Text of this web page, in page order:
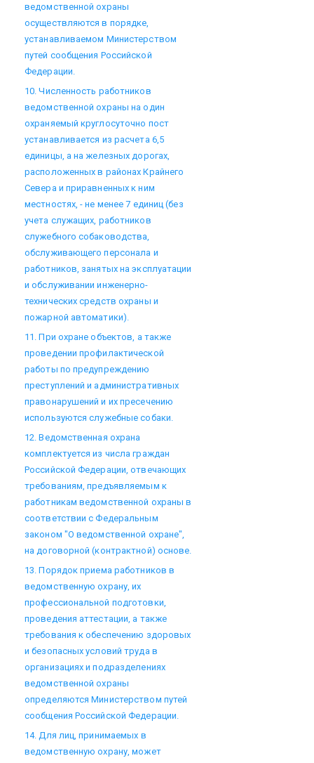
ведомственной охраны
осуществляются в порядке,
устанавливаемом Министерством
путей сообщения Российской
Федерации.
10. Численность работников
ведомственной охраны на один
охраняемый круглосуточно пост
устанавливается из расчета 6,5
единицы, а на железных дорогах,
расположенных в районах Крайнего
Севера и приравненных к ним
местностях, - не менее 7 единиц (без
учета служащих, работников
служебного собаководства,
обслуживающего персонала и
работников, занятых на эксплуатации
и обслуживании инженерно-
технических средств охраны и
пожарной автоматики).
11. При охране объектов, а также
проведении профилактической
работы по предупреждению
преступлений и административных
правонарушений и их пресечению
используются служебные собаки.
12. Ведомственная охрана
комплектуется из числа граждан
Российской Федерации, отвечающих
требованиям, предъявляемым к
работникам ведомственной охраны в
соответствии с Федеральным
законом "О ведомственной охране",
на договорной (контрактной) основе.
13. Порядок приема работников в
ведомственную охрану, их
профессиональной подготовки,
проведения аттестации, а также
требования к обеспечению здоровых
и безопасных условий труда в
организациях и подразделениях
ведомственной охраны
определяются Министерством путей
сообщения Российской Федерации.
14. Для лиц, принимаемых в
ведомственную охрану, может